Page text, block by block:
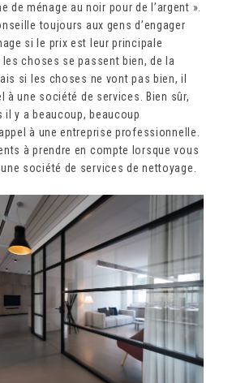
de ménage au noir pour de l’argent ».
toujours aux gens d’engager
si le prix est leur principale
choses se passent bien, de la
si les choses ne vont pas bien, il
à une société de services. Bien sûr,
il y a beaucoup, beaucoup
à une entreprise professionnelle.
à prendre en compte lorsque vous
société de services de nettoyage.